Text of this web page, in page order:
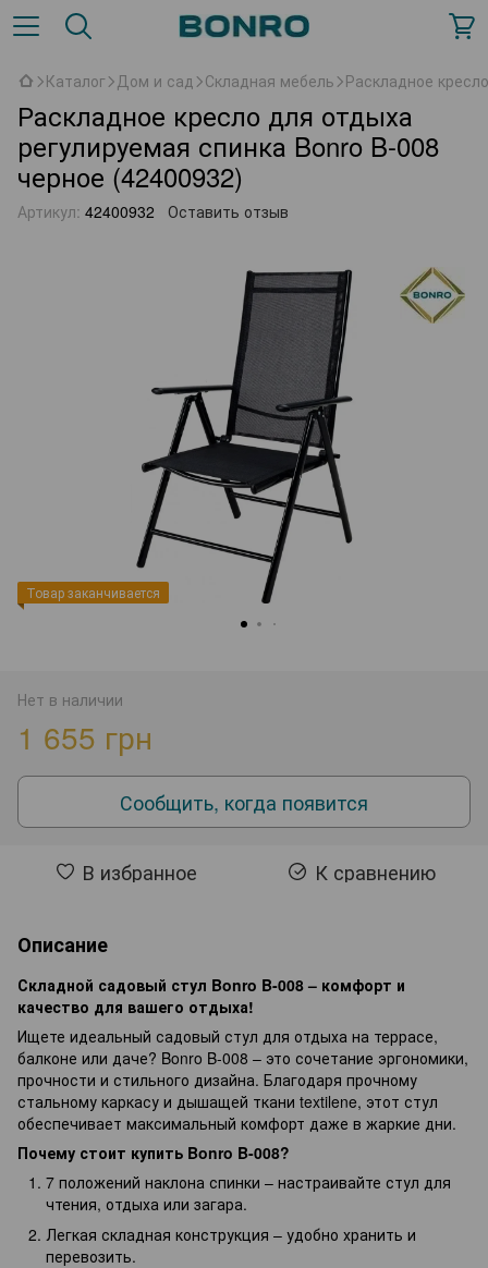
Каталог Дом и сад Складная мебель Раскладное
Раскладное кресло для отдыха
регулируемая спинка Bonro B-008
черное (42400932)
Артикул: 42400932 Оставить отзыв
Товар заканчивается
Нет в наличии
1 655 грн
Сообщить, когда появится
В избранное К сравнению
Описание
Складной садовый стул Bonro B-008 – комфорт и
качество для вашего отдыха!
Ищете идеальный садовый стул для отдыха на террасе,
балконе или даче? Bonro B-008 – это сочетание эргономики,
прочности и стильного дизайна. Благодаря прочному
стальному каркасу и дышащей ткани textilene, этот стул
обеспечивает максимальный комфорт даже в жаркие дни.
Почему стоит купить Bonro B-008?
7 положений наклона спинки – настраивайте стул для
чтения, отдыха или загара.
Легкая складная конструкция – удобно хранить и
перевозить.